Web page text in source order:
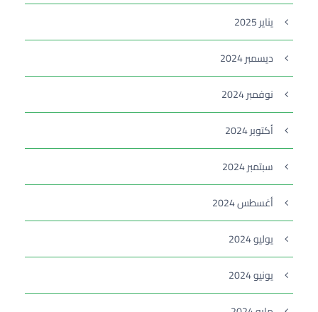
يناير 2025
ديسمبر 2024
نوفمبر 2024
أكتوبر 2024
سبتمبر 2024
أغسطس 2024
يوليو 2024
يونيو 2024